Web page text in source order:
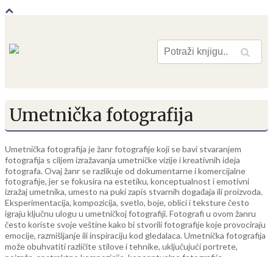
Pretraga
Umetnička fotografija
Umetnička fotografija je žanr fotografije koji se bavi stvaranjem
fotografija s ciljem izražavanja umetničke vizije i kreativnih ideja
fotografa. Ovaj žanr se razlikuje od dokumentarne i komercijalne
fotografije, jer se fokusira na estetiku, konceptualnost i emotivni
izražaj umetnika, umesto na puki zapis stvarnih događaja ili proizvoda.
Eksperimentacija, kompozicija, svetlo, boje, oblici i teksture često
igraju ključnu ulogu u umetničkoj fotografiji. Fotografi u ovom žanru
često koriste svoje veštine kako bi stvorili fotografije koje provociraju
emocije, razmišljanje ili inspiraciju kod gledalaca. Umetnička fotografija
može obuhvatiti različite stilove i tehnike, uključujući portrete,